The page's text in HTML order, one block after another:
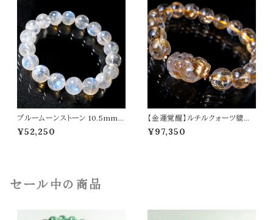
ブルームーンストーン 10.5mm
ブレスレット 月長石 パワーストー
ン 天然石 t0580
¥52,250
【金運覚醒】ルチルクォーツ貔貅
ルチルクォーツ オリジナルデザイ
ン ブレスレット パワーストーン 天
¥97,350
セール中の商品